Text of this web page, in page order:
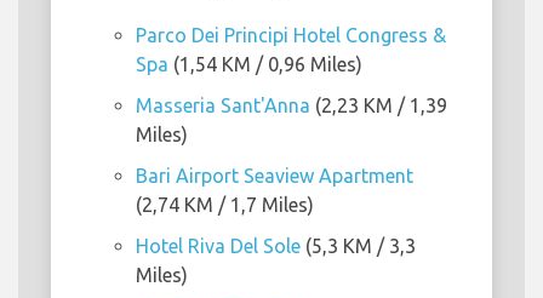
Parco Dei Principi Hotel Congress &
Spa (1,54 KM / 0,96 Miles)
Masseria Sant'Anna (2,23 KM / 1,39
Miles)
Bari Airport Seaview Apartment
(2,74 KM / 1,7 Miles)
Hotel Riva Del Sole (5,3 KM / 3,3
Miles)